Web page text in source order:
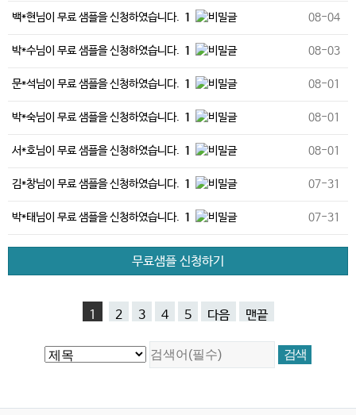
백*현님이 무료 샘플을 신청하였습니다. 1 08-04
박*수님이 무료 샘플을 신청하였습니다. 1 08-03
문*석님이 무료 샘플을 신청하였습니다. 1 08-01
박*숙님이 무료 샘플을 신청하였습니다. 1 08-01
서*호님이 무료 샘플을 신청하였습니다. 1 08-01
김*창님이 무료 샘플을 신청하였습니다. 1 07-31
박*태님이 무료 샘플을 신청하였습니다. 1 07-31
무료샘플 신청하기
1 2 3 4 5 다음 맨끝